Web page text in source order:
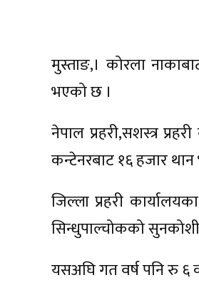
मुस्ताङ,। कोरला
भएको छ ।
नेपाल प्रहरी,सशस्त्र
कन्टेनरबाट १६ हजार
जिल्ला प्रहरी
सिन्धुपाल्चोकको
यसअघि गत वर्ष पनि रु ६